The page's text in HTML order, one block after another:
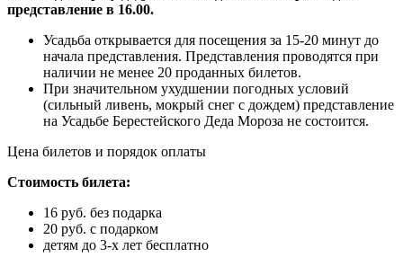
представление в 16.00.
Усадьба открывается для посещения за 15-20 минут до
начала представления. Представления проводятся при
наличии не менее 20 проданных билетов.
При значительном ухудшении погодных условий
(сильный ливень, мокрый снег с дождем) представление
на Усадьбе Берестейского Деда Мороза не состоится.
Цена билетов и порядок оплаты
Стоимость билета:
16 руб. без подарка
20 руб. с подарком
детям до 3-х лет бесплатно